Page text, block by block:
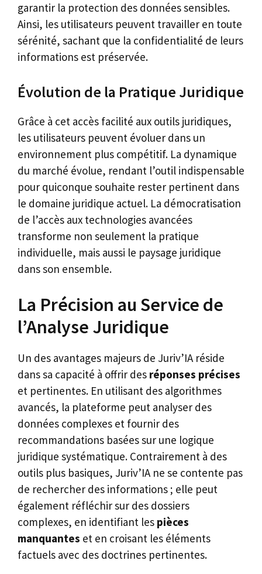
garantir la protection des données sensibles.
Ainsi, les utilisateurs peuvent travailler en toute
sérénité, sachant que la confidentialité de leurs
informations est préservée.
Évolution de la Pratique Juridique
Grâce à cet accès facilité aux outils juridiques,
les utilisateurs peuvent évoluer dans un
environnement plus compétitif. La dynamique
du marché évolue, rendant l’outil indispensable
pour quiconque souhaite rester pertinent dans
le domaine juridique actuel. La démocratisation
de l’accès aux technologies avancées
transforme non seulement la pratique
individuelle, mais aussi le paysage juridique
dans son ensemble.
La Précision au Service de
l’Analyse Juridique
Un des avantages majeurs de Juriv’IA réside
dans sa capacité à offrir des réponses précises
et pertinentes. En utilisant des algorithmes
avancés, la plateforme peut analyser des
données complexes et fournir des
recommandations basées sur une logique
juridique systématique. Contrairement à des
outils plus basiques, Juriv’IA ne se contente pas
de rechercher des informations ; elle peut
également réfléchir sur des dossiers
complexes, en identifiant les pièces
manquantes et en croisant les éléments
factuels avec des doctrines pertinentes.